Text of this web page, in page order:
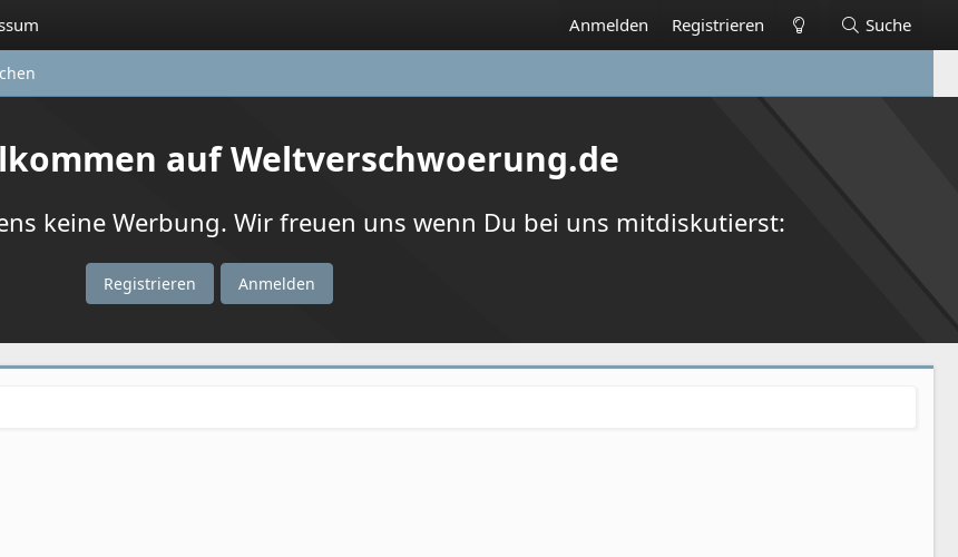
Anmelden Registrieren Suche
auf Weltverschwoerung.de
keine Werbung. Wir freuen uns wenn Du bei uns mitdiskutierst:
Registrieren Anmelden